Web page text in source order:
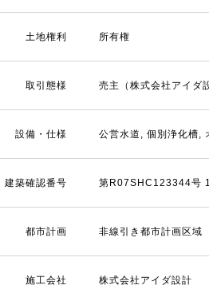
土地権利 所有権
取引態様 売主（株式会社アイダ
設備・仕様 公営水道, 個別浄化槽,
建築確認番号 第R07SHC123344号
都市計画 非線引き都市計画区域
施工会社 株式会社アイダ設計